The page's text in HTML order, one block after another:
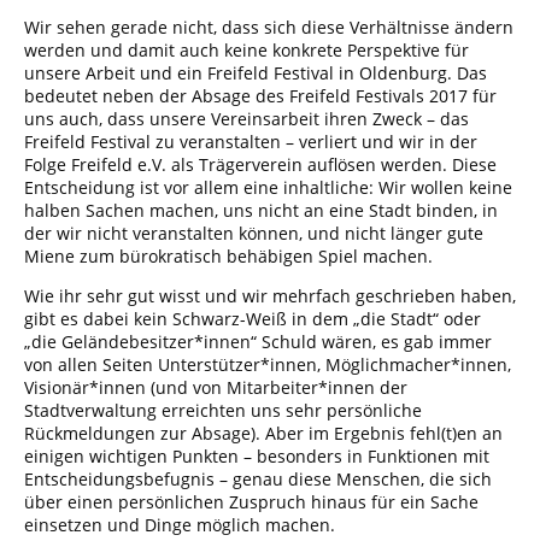
Wir sehen gerade nicht, dass sich diese Verhältnisse ändern
werden und damit auch keine konkrete Perspektive für
unsere Arbeit und ein Freifeld Festival in Oldenburg. Das
bedeutet neben der Absage des Freifeld Festivals 2017 für
uns auch, dass unsere Vereinsarbeit ihren Zweck – das
Freifeld Festival zu veranstalten – verliert und wir in der
Folge Freifeld e.V. als Trägerverein auflösen werden. Diese
Entscheidung ist vor allem eine inhaltliche: Wir wollen keine
halben Sachen machen, uns nicht an eine Stadt binden, in
der wir nicht veranstalten können, und nicht länger gute
Miene zum bürokratisch behäbigen Spiel machen.
Wie ihr sehr gut wisst und wir mehrfach geschrieben haben,
gibt es dabei kein Schwarz-Weiß in dem „die Stadt“ oder
„die Geländebesitzer*innen“ Schuld wären, es gab immer
von allen Seiten Unterstützer*innen, Möglichmacher*innen,
Visionär*innen (und von Mitarbeiter*innen der
Stadtverwaltung erreichten uns sehr persönliche
Rückmeldungen zur Absage). Aber im Ergebnis fehl(t)en an
einigen wichtigen Punkten – besonders in Funktionen mit
Entscheidungsbefugnis – genau diese Menschen, die sich
über einen persönlichen Zuspruch hinaus für ein Sache
einsetzen und Dinge möglich machen.